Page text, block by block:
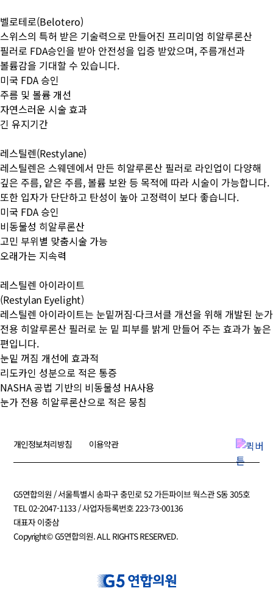
벨로테로(Belotero)
스위스의 특허 받은 기술력으로 만들어진 프리미엄 히알루론산
필러로 FDA승인을 받아 안전성을 입증 받았으며, 주름개선과
볼륨감을 기대할 수 있습니다.
미국 FDA 승인
주름 및 볼륨 개선
자연스러운 시술 효과
긴 유지기간
레스틸렌(Restylane)
레스틸렌은 스웨덴에서 만든 히알루론산 필러로 라인업이 다양해
깊은 주름, 얕은 주름, 볼륨 보완 등 목적에 따라 시술이 가능합니다.
또한 입자가 단단하고 탄성이 높아 고정력이 보다 좋습니다.
미국 FDA 승인
비동물성 히알루론산
고민 부위별 맞춤시술 가능
오래가는 지속력
레스틸렌 아이라이트
(Restylan Eyelight)
레스틸렌 아이라이트는 눈밑꺼짐·다크서클 개선을 위해 개발된 눈가
전용 히알루론산 필러로 눈 밑 피부를 밝게 만들어 주는 효과가 높은
편입니다.
눈밑 꺼짐 개선에 효과적
리도카인 성분으로 적은 통증
NASHA 공법 기반의 비동물성 HA사용
눈가 전용 히알루론산으로 적은 뭉침
개인정보처리방침 이용약관
G5연합의원 / 서울특별시 송파구 충민로 52 가든파이브 웍스관 S동 305호
TEL 02-2047-1133 / 사업자등록번호 223-73-00136
대표자 이중삼
Copyright© G5연합의원. ALL RIGHTS RESERVED.